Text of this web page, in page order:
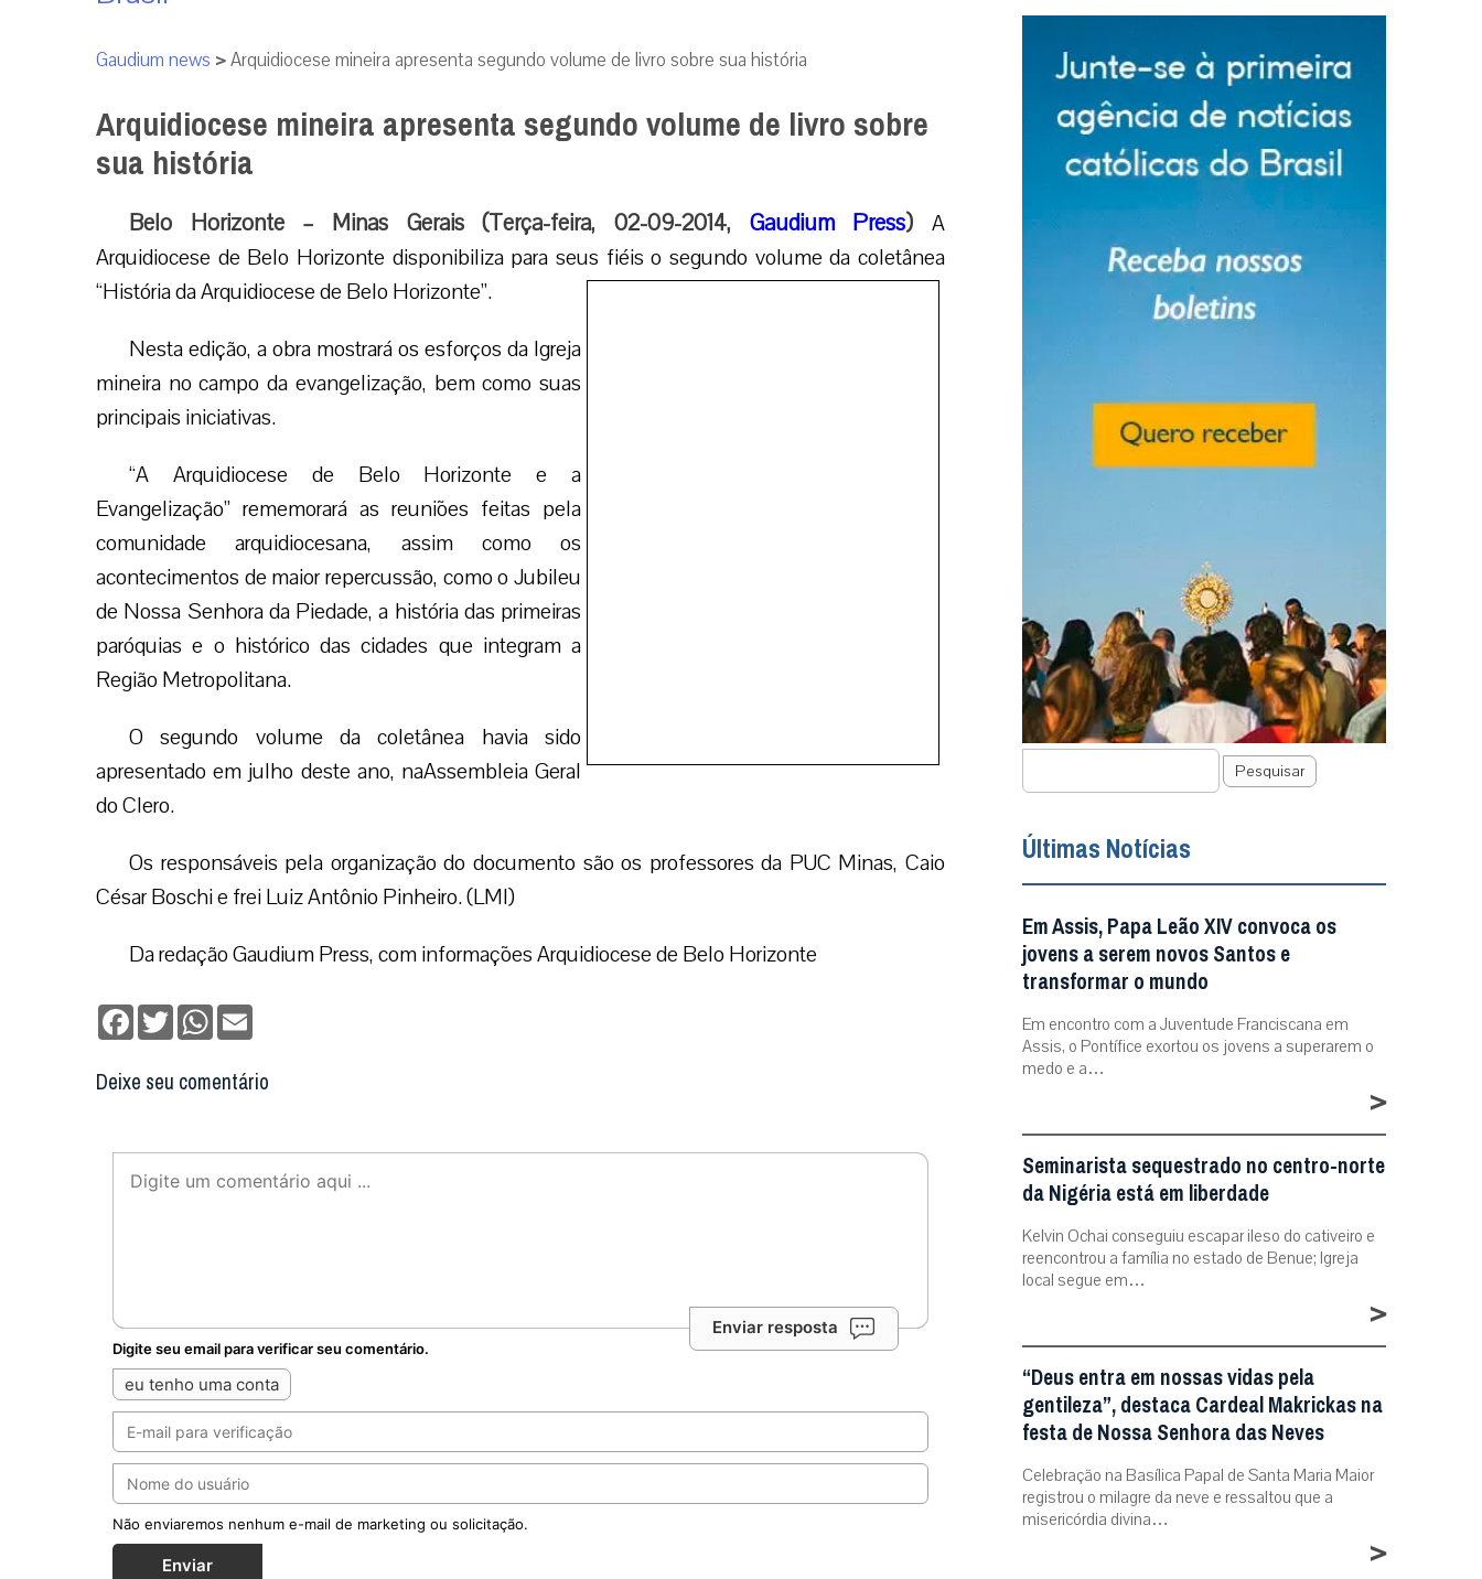
Gaudium news >Arquidiocese mineira apresenta segundo volume de livro sobre sua história
Arquidiocese mineira apresenta segundo volume de livro sobre
sua história
Belo Horizonte – Minas Gerais (Terça-feira, 02-09-2014, Gaudium Press)A
Arquidiocese de Belo Horizonte disponibiliza para seus fiéis o segundo volume da coletânea
“História da Arquidiocese de Belo Horizonte”.
Nesta edição, a obra mostrará os esforços da Igreja mineira no campo da evangelização, bem
como suas principais iniciativas.
comunidade arquidiocesana, assim como os acontecimentos de maior repercussão, como o
Jubileu de Nossa Senhora da Piedade, a história das primeiras paróquias e o histórico das
cidades que integram a Região Metropolitana.
O segundo volume da coletânea havia sido apresentado em julho deste ano, naAssembleia
Geral do Clero.
Os responsáveis pela organização do documento são os professores da PUC Minas, Caio
César Boschi e frei Luiz Antônio Pinheiro. (LMI)
Da redação Gaudium Press, com informações Arquidiocese de Belo Horizonte
Deixe seu comentário
Enviar resposta
Digite seu email para verificar seu comentário.
Não enviaremos nenhum e-mail de marketing ou solicitação.
Enviar
Notícias Relacionadas
Pesquisar
Últimas Notícias
Em Assis, Papa Leão XIV convoca os
jovens a serem novos Santos e
transformar o mundo
Em encontro com a Juventude Franciscana em
Assis, o Pontífice exortou os jovens a superarem o
medo e a…
>
Seminarista sequestrado no centro-norte
da Nigéria está em liberdade
Kelvin Ochai conseguiu escapar ileso do cativeiro e
reencontrou a família no estado de Benue; Igreja
local segue em…
>
“Deus entra em nossas vidas pela
gentileza”, destaca Cardeal Makrickas na
festa de Nossa Senhora das Neves
Celebração na Basílica Papal de Santa Maria Maior
registrou o milagre da neve e ressaltou que a
misericórdia divina…
>